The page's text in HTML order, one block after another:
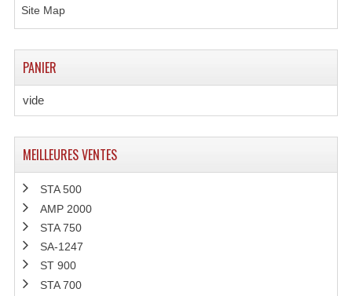
Site Map
PANIER
vide
MEILLEURES VENTES
STA 500
AMP 2000
STA 750
SA-1247
ST 900
STA 700